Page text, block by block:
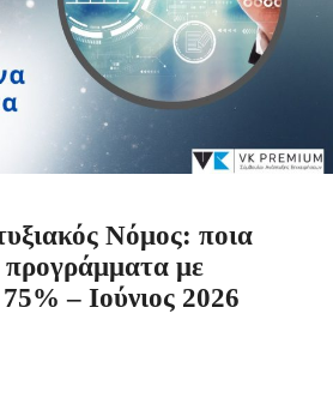
Νόμος: ποια
προγράμματα με
– Ιούνιος 2026